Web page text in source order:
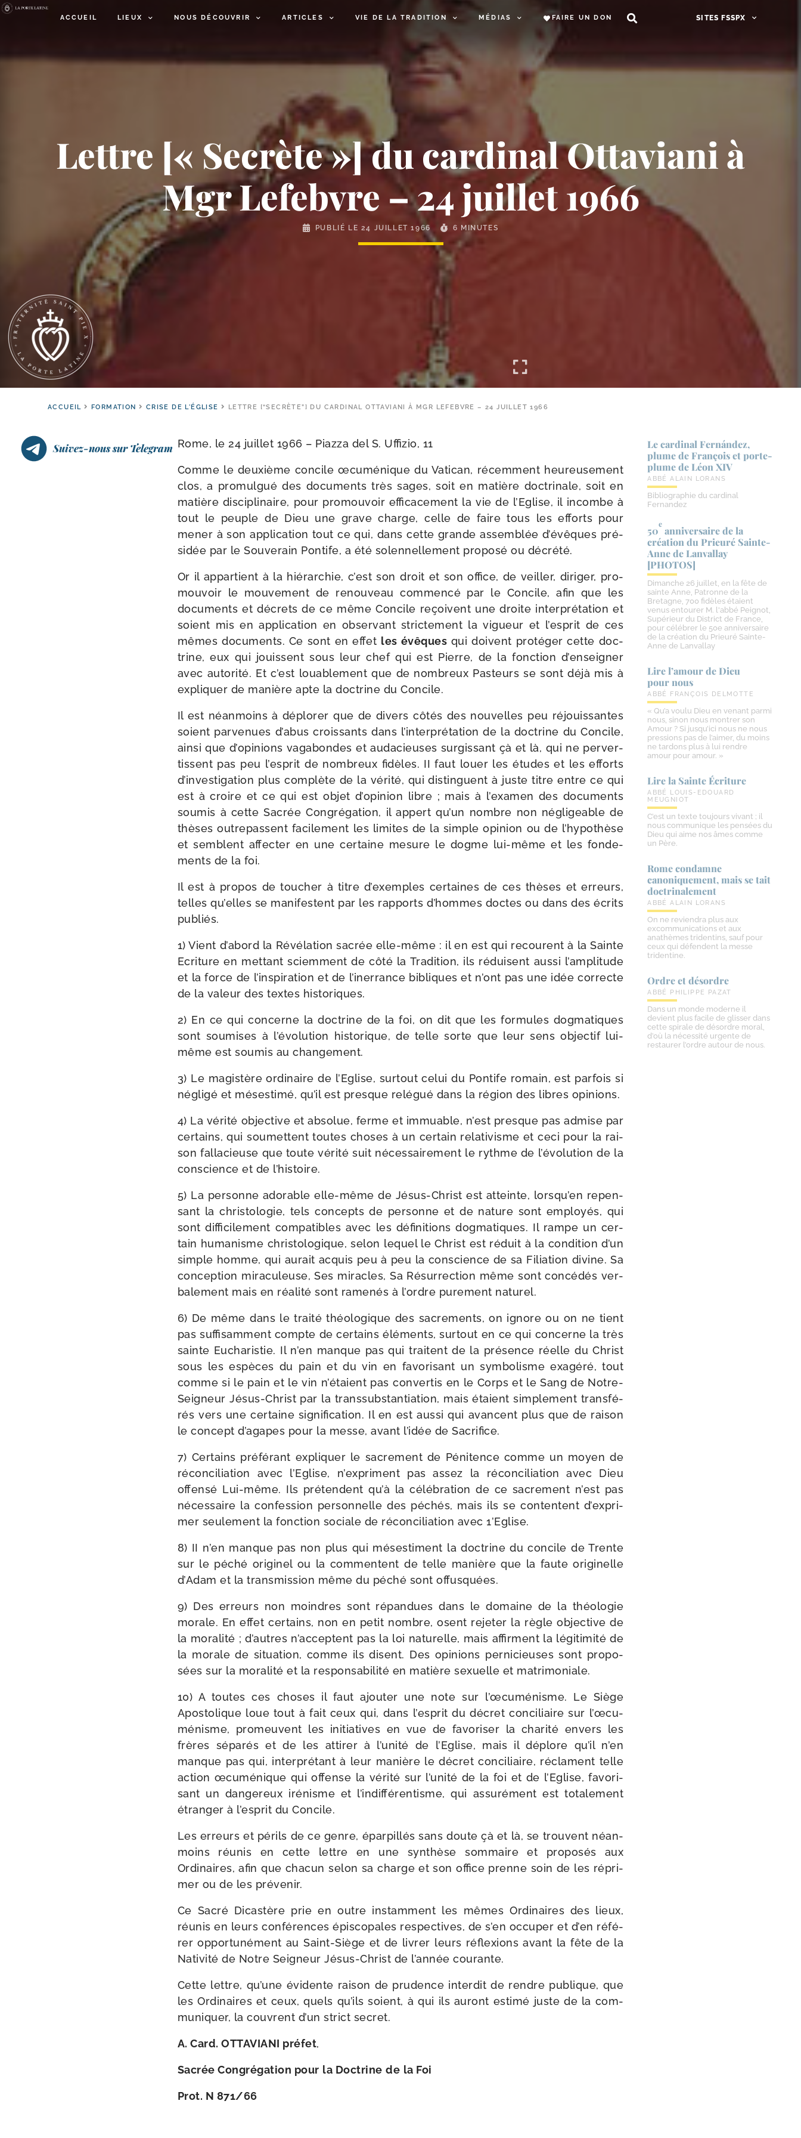
ACCUEIL LIEUX NOUS DÉCOUVRIR ARTICLES VIE DE LA TRADITION MÉDIAS FAIRE UN DON SITES FSSPX
Lettre [« Secrète »] du cardinal Ottaviani à
Mgr Lefebvre – 24 juillet 1966
PUBLIÉ LE 24 JUILLET 1966 6 MINUTES
ACCUEIL FORMATION CRISE DE L'ÉGLISE LETTRE [“SECRÈTE”] DU CARDINAL OTTAVIANI À MGR LEFEBVRE – 24 JUILLET 1966
Suivez-nous sur Telegram Rome, le 24 juillet 1966 – Piazza del S. Uffizio, 11
Comme le deuxième concile œcu­mé­nique du Vatican, récem­ment heu­reu­se­ment
clos, a pro­mul­gué des docu­ments très sages, soit en matière doc­tri­nale, soit en
matière dis­ci­pli­naire, pour pro­mou­voir effi­ca­ce­ment la vie de l’Eglise, il incombe à
tout le peuple de Dieu une grave charge, celle de faire tous les efforts pour
mener à son appli­ca­tion tout ce qui, dans cette grande assem­blée d’é­vêques pré­
si­dée par le Souverain Pontife, a été solen­nel­le­ment pro­po­sé ou décrété.
Or il appar­tient à la hié­rar­chie, c’est son droit et son office, de veiller, diri­ger, pro­
mou­voir le mou­ve­ment de renou­veau com­men­cé par le Concile, afin que les
docu­ments et décrets de ce même Concile reçoivent une droite inter­pré­ta­tion et
soient mis en appli­ca­tion en obser­vant stric­te­ment la vigueur et l’es­prit de ces
mêmes docu­ments. Ce sont en effet les évêques qui doivent pro­té­ger cette doc­
trine, eux qui jouissent sous leur chef qui est Pierre, de la fonc­tion d’en­sei­gner
avec auto­ri­té. Et c’est loua­ble­ment que de nom­breux Pasteurs se sont déjà mis à
expli­quer de manière apte la doc­trine du Concile.
Il est néan­moins à déplo­rer que de divers côtés des nou­velles peu réjouis­santes
soient par­ve­nues d’a­bus crois­sants dans l’in­ter­pré­ta­tion de la doc­trine du Concile,
ain­si que d’o­pi­nions vaga­bondes et auda­cieuses sur­gis­sant çà et là, qui ne per­ver­
tissent pas peu l’es­prit de nom­breux fidèles. II faut louer les études et les efforts
d’in­ves­ti­ga­tion plus com­plète de la véri­té, qui dis­tinguent à juste titre entre ce qui
est à croire et ce qui est objet d’o­pi­nion libre ; mais à l’exa­men des docu­ments
sou­mis à cette Sacrée Congrégation, il appert qu’un nombre non négli­geable de
thèses outre­passent faci­le­ment les limites de la simple opi­nion ou de l’hy­po­thèse
et semblent affec­ter en une cer­taine mesure le dogme lui-​même et les fon­de­
ments de la foi.
Il est à pro­pos de tou­cher à titre d’exemples cer­taines de ces thèses et erreurs,
telles qu’elles se mani­festent par les rap­ports d’hommes doctes ou dans des écrits
publiés.
1) Vient d’a­bord la Révélation sacrée elle-​même : il en est qui recourent à la Sainte
Ecriture en met­tant sciem­ment de côté la Tradition, ils réduisent aus­si l’am­pli­tude
et la force de l’ins­pi­ra­tion et de l’i­ner­rance bibliques et n’ont pas une idée cor­recte
de la valeur des textes historiques.
2) En ce qui concerne la doc­trine de la foi, on dit que les for­mules dog­ma­tiques
sont sou­mises à l’é­vo­lu­tion his­to­rique, de telle sorte que leur sens objec­tif lui-​
même est sou­mis au changement.
3) Le magis­tère ordi­naire de l’Eglise, sur­tout celui du Pontife romain, est par­fois si
négli­gé et més­es­ti­mé, qu’il est presque relé­gué dans la région des libres opinions.
4) La véri­té objec­tive et abso­lue, ferme et immuable, n’est presque pas admise par
cer­tains, qui sou­mettent toutes choses à un cer­tain rela­ti­visme et ceci pour la rai­
son fal­la­cieuse que toute véri­té suit néces­sai­re­ment le rythme de l’é­vo­lu­tion de la
conscience et de l’histoire.
5) La per­sonne ado­rable elle-​même de Jésus-​Christ est atteinte, lors­qu’en repen­
sant la chris­to­lo­gie, tels concepts de per­sonne et de nature sont employés, qui
sont dif­fi­ci­le­ment com­pa­tibles avec les défi­ni­tions dog­ma­tiques. Il rampe un cer­
tain huma­nisme chris­to­lo­gique, selon lequel le Christ est réduit à la condi­tion d’un
simple homme, qui aurait acquis peu à peu la conscience de sa Filiation divine. Sa
concep­tion mira­cu­leuse, Ses miracles, Sa Résurrection même sont concé­dés ver­
ba­le­ment mais en réa­li­té sont rame­nés à l’ordre pure­ment naturel.
6) De même dans le trai­té théo­lo­gique des sacre­ments, on ignore ou on ne tient
pas suf­fi­sam­ment compte de cer­tains élé­ments, sur­tout en ce qui concerne la très
sainte Eucharistie. Il n’en manque pas qui traitent de la pré­sence réelle du Christ
sous les espèces du pain et du vin en favo­ri­sant un sym­bo­lisme exa­gé­ré, tout
comme si le pain et le vin n’é­taient pas conver­tis en le Corps et le Sang de Notre-​
Seigneur Jésus-​Christ par la trans­sub­stan­tia­tion, mais étaient sim­ple­ment trans­fé­
rés vers une cer­taine signi­fi­ca­tion. Il en est aus­si qui avancent plus que de rai­son
le concept d’a­gapes pour la messe, avant l’i­dée de Sacrifice.
7) Certains pré­fé­rant expli­quer le sacre­ment de Pénitence comme un moyen de
récon­ci­lia­tion avec l’Eglise, n’ex­priment pas assez la récon­ci­lia­tion avec Dieu
offen­sé Lui-​même. Ils pré­tendent qu’à la célé­bra­tion de ce sacre­ment n’est pas
néces­saire la confes­sion per­son­nelle des péchés, mais ils se contentent d’ex­pri­
mer seule­ment la fonc­tion sociale de récon­ci­lia­tion avec 1’Eglise.
8) II n’en manque pas non plus qui més­es­timent la doc­trine du concile de Trente
sur le péché ori­gi­nel ou la com­mentent de telle manière que la faute ori­gi­nelle
d’Adam et la trans­mis­sion même du péché sont offusquées.
9) Des erreurs non moindres sont répan­dues dans le domaine de la théo­lo­gie
morale. En effet cer­tains, non en petit nombre, osent reje­ter la règle objec­tive de
la mora­li­té ; d’autres n’ac­ceptent pas la loi natu­relle, mais affirment la légi­ti­mi­té de
la morale de situa­tion, comme ils disent. Des opi­nions per­ni­cieuses sont pro­po­
sées sur la mora­li­té et la res­pon­sa­bi­li­té en matière sexuelle et matrimoniale.
10) A toutes ces choses il faut ajou­ter une note sur l’œ­cu­mé­nisme. Le Siège
Apostolique loue tout à fait ceux qui, dans l’es­prit du décret conci­liaire sur l’œ­cu­
mé­nisme, pro­meuvent les ini­tia­tives en vue de favo­ri­ser la cha­ri­té envers les
frères sépa­rés et de les atti­rer à l’u­ni­té de l’Eglise, mais il déplore qu’il n’en
manque pas qui, inter­pré­tant à leur manière le décret conci­liaire, réclament telle
action œcu­mé­nique qui offense la véri­té sur l’u­ni­té de la foi et de l’Eglise, favo­ri­
sant un dan­ge­reux iré­nisme et l’in­dif­fé­ren­tisme, qui assu­ré­ment est tota­le­ment
étran­ger à l’es­prit du Concile.
Les erreurs et périls de ce genre, épar­pillés sans doute çà et là, se trouvent néan­
moins réunis en cette lettre en une syn­thèse som­maire et pro­po­sés aux
Ordinaires, afin que cha­cun selon sa charge et son office prenne soin de les répri­
mer ou de les prévenir.
Ce Sacré Dicastère prie en outre ins­tam­ment les mêmes Ordinaires des lieux,
réunis en leurs confé­rences épis­co­pales res­pec­tives, de s’en occu­per et d’en réfé­
rer oppor­tu­né­ment au Saint-​Siège et de livrer leurs réflexions avant la fête de la
Nativité de Notre Seigneur Jésus-​Christ de l’an­née courante.
Cette lettre, qu’une évi­dente rai­son de pru­dence inter­dit de rendre publique, que
les Ordinaires et ceux, quels qu’ils soient, à qui ils auront esti­mé juste de la com­
mu­ni­quer, la couvrent d’un strict secret.
A.Card. OTTAVIANI pré­fet,
Sacrée Congrégation pour la Doctrine de la Foi
Prot. N 871/​66
Le cardinal Fernández,
plume de François et porte-​
plume de Léon XIV
ABBÉ ALAIN LORANS
Bibliographie du cardinal
Fernandez
50
e
anniversaire de la
création du Prieuré Sainte-​
Anne de Lanvallay
[PHOTOS]
Dimanche 26 juillet, en la fête de
sainte Anne, Patronne de la
Bretagne, 700 fidèles étaient
venus entourer M. l'abbé Peignot,
Supérieur du District de France,
pour célébrer le 50e anniversaire
de la création du Prieuré Sainte-
Anne de Lanvallay
Lire l’amour de Dieu
pour nous
ABBÉ FRANÇOIS DELMOTTE
« Qu’a voulu Dieu en venant parmi
nous, sinon nous montrer son
Amour ? Si jusqu’ici nous ne nous
pressions pas de l’aimer, du moins
ne tardons plus à lui rendre
amour pour amour. »
Lire la Sainte Écriture
ABBÉ LOUIS-EDOUARD
MEUGNIOT
C’est un texte toujours vivant ; il
nous communique les pensées du
Dieu qui aime nos âmes comme
un Père.
Rome condamne
canoniquement, mais se tait
doctrinalement
ABBÉ ALAIN LORANS
On ne reviendra plus aux
excommunications et aux
anathèmes tridentins, sauf pour
ceux qui défendent la messe
tridentine.
Ordre et désordre
ABBÉ PHILIPPE PAZAT
Dans un monde moderne il
devient plus facile de glisser dans
cette spirale de désordre moral,
d’où la nécessité urgente de
restaurer l’ordre autour de nous.